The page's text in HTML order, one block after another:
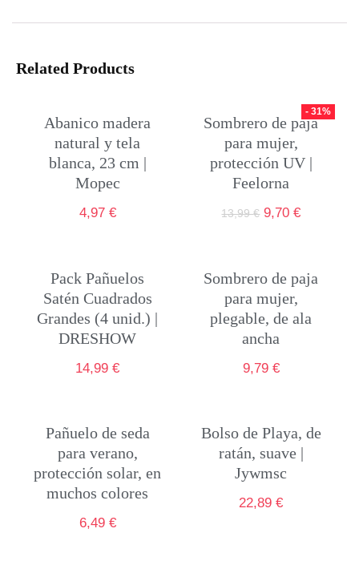
Related Products
Abanico madera
natural y tela
blanca, 23 cm |
Mopec
4,97 €
- 31%
Sombrero de paja
para mujer,
protección UV |
Feelorna
13,99€ 9,70€
Pack Pañuelos
Satén Cuadrados
Grandes (4 unid.) |
DRESHOW
14,99€
Sombrero de paja
para mujer,
plegable, de ala
ancha
9,79 €
Pañuelo de seda
para verano,
protección solar, en
muchos colores
6,49 €
Bolso de Playa, de
ratán, suave |
Jywmsc
22,89€